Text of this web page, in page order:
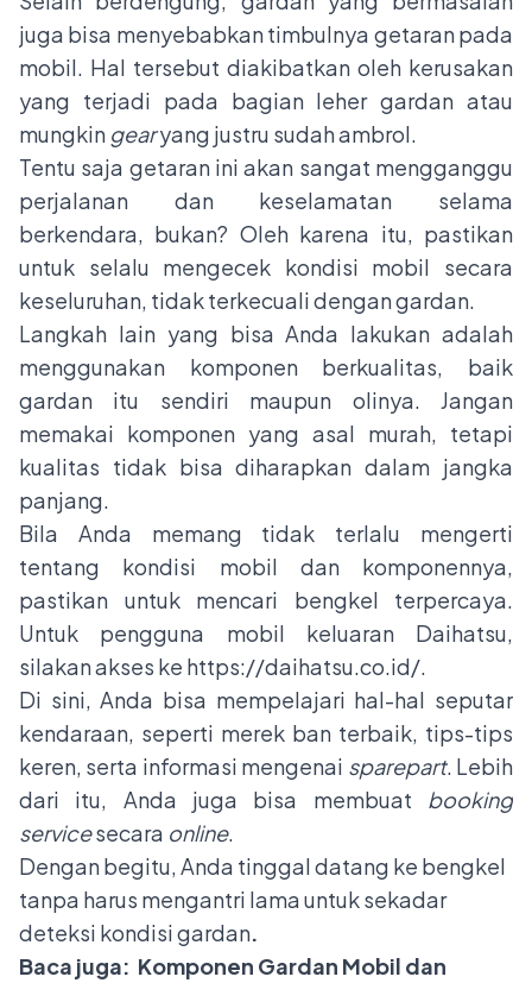
juga bisa menyebabkan timbulnya getaran pada
mobil. Hal tersebut diakibatkan oleh kerusakan
yang terjadi pada bagian leher gardan atau
mungkin gearyang justru sudah ambrol.
Tentu saja getaran ini akan sangat mengganggu
perjalanan dan keselamatan selama
berkendara, bukan? Oleh karena itu, pastikan
untuk selalu mengecek kondisi mobil secara
keseluruhan, tidak terkecuali dengan gardan.
Langkah lain yang bisa Anda lakukan adalah
menggunakan komponen berkualitas, baik
gardan itu sendiri maupun olinya. Jangan
memakai komponen yang asal murah, tetapi
kualitas tidak bisa diharapkan dalam jangka
panjang.
Bila Anda memang tidak terlalu mengerti
tentang kondisi mobil dan komponennya,
pastikan untuk mencari bengkel terpercaya.
Untuk pengguna mobil keluaran Daihatsu,
silakan akses ke https://daihatsu.co.id/
Di sini, Anda bisa mempelajari hal-hal seputar
kendaraan, seperti merek ban terbaik, tips-tips
keren, serta informasi mengenai sparepart. Lebih
dari itu, Anda juga bisa membuat booking
servicesecara online.
Dengan begitu, Anda tinggal datang ke bengkel
tanpa harus mengantri lama untuk sekadar
deteksi kondisi gardan.
Baca juga: Komponen Gardan Mobil dan